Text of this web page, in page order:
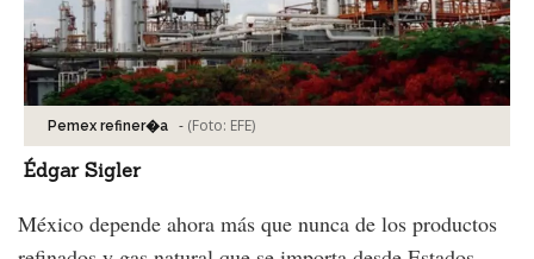
Pemex refiner�a - (Foto: EFE)
Édgar Sigler
México depende ahora más que nunca de los productos